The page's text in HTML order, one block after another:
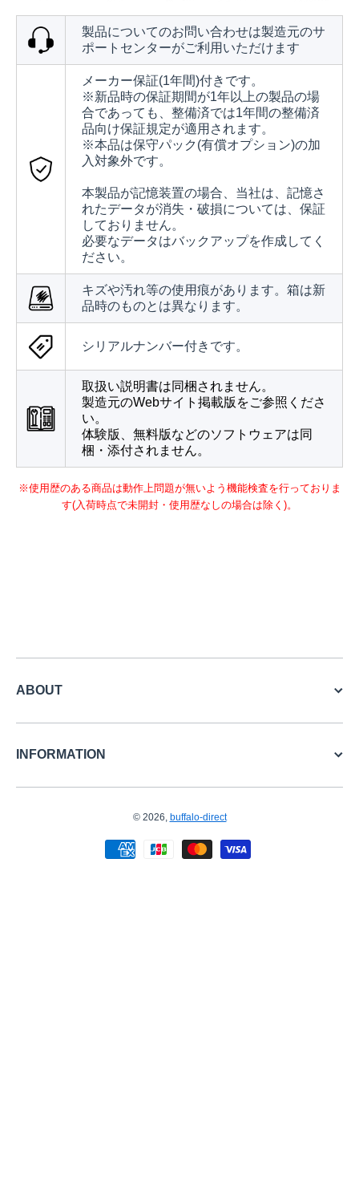
製品についてのお問い合わせは製造元のサ
ポートセンターがご利用いただけます
メーカー保証(1年間)付きです。
※新品時の保証期間が1年以上の製品の場
合であっても、整備済では1年間の整備済
品向け保証規定が適用されます。
※本品は保守パック(有償オプション)の加
入対象外です。
本製品が記憶装置の場合、当社は、記憶さ
れたデータが消失・破損については、保証
しておりません。
必要なデータはバックアップを作成してく
ださい。
キズや汚れ等の使用痕があります。箱は新
品時のものとは異なります。
シリアルナンバー付きです。
取扱い説明書は同梱されません。
製造元のWebサイト掲載版をご参照くださ
い。
体験版、無料版などのソフトウェアは同
梱・添付されません。
※使用歴のある商品は動作上問題が無いよう機能検査を行っておりま
す(入荷時点で未開封・使用歴なしの場合は除く)。
ABOUT
INFORMATION
© 2026, buffalo-direct
お支払い方法